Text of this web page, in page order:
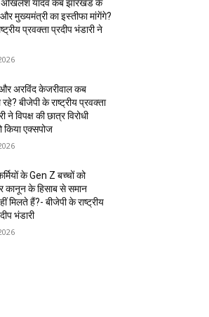
अखिलेश यादव कब झारखंड के
और मुख्यमंत्री का इस्तीफा मांगेंगे?
प्रवक्ता प्रदीप भंडारी ने
और अरविंद केजरीवाल कब
बीजेपी के राष्ट्रीय प्रवक्ता
ने विपक्ष की छात्र विरोधी
किया एक्सपोज
के Gen Z बच्चों को
कानून के हिसाब से समान
मिलते हैं?- बीजेपी के राष्ट्रीय
भंडारी